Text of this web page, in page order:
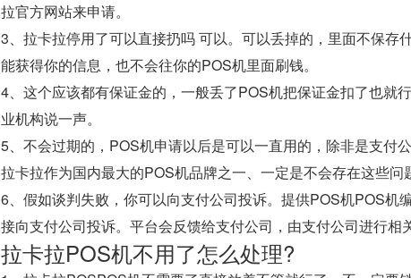
拉官方网站来申请。
3、拉卡拉停用了可以直接扔吗 可以。可以丢掉的，里面不保
能获得你的信息，也不会往你的POS机里面刷钱。
4、这个应该都有保证金的，一般丢了POS机把保证金扣了也就
业机构说一声。
5、不会过期的，POS机申请以后是可以一直用的，除非是支付
拉卡拉作为国内最大的POS机品牌之一、一定是不会存在这些问
6、假如谈判失败，你可以向支付公司投诉。提供POS机POS机
接向支付公司投诉。平台会反馈给支付公司，由支付公司进行相
拉卡拉POS机不用了怎么处理?